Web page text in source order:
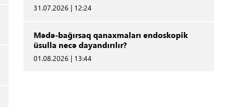
31.07.2026 | 12:24
Mədə-bağırsaq qanaxmaları endoskopik
üsulla necə dayandırılır?
01.08.2026 | 13:44